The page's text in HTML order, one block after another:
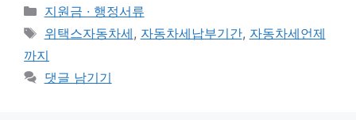
카
테
고
리
지원금 · 행정서류
태
그
위택스자동차세, 자동차세납부기간, 자동차세언제
까지
댓글 남기기